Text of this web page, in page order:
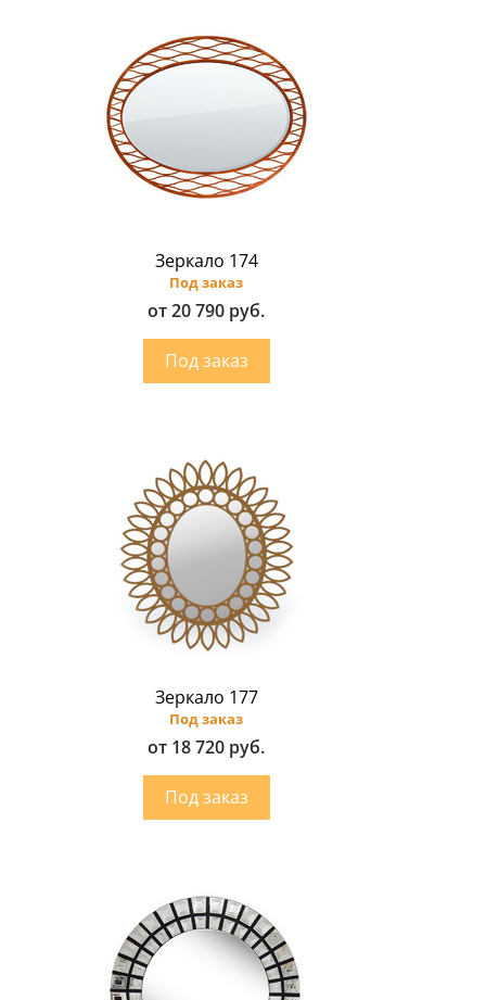
Зеркало 174
Под заказ
от 20 790 руб.
Зеркало 177
Под заказ
от 18 720 руб.